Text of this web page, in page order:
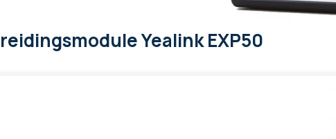
Yealink EXP50